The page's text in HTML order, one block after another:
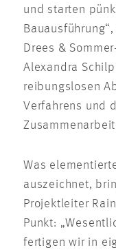
und starten
Drees &
Alexandra
reibungslosen
Verfahrens und
Was
auszeichnet,
Projektleiter
Punkt:
fertigen wir in